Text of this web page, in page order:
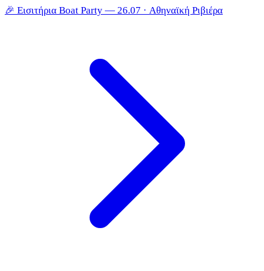
🎉 Εισιτήρια Boat Party — 26.07 · Αθηναϊκή Ριβιέρα